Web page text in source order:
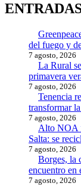
del fuego y
7 agosto, 2026
La Rural
primavera
7 agosto, 2026
Tenencia
transformar
7 agosto, 2026
Alto NOA
Salta: se
7 agosto, 2026
Borges, la
encuentro en
7 agosto, 2026